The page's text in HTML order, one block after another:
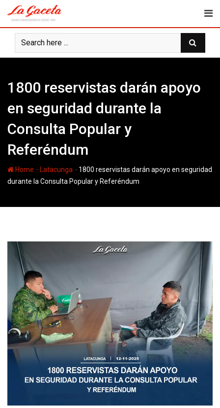
content
1800 reservistas darán apoyo
en seguridad durante la
Consulta Popular y
Referéndum
Home - Latacunga - 1800 reservistas darán apoyo en seguridad
durante la Consulta Popular y Referéndum